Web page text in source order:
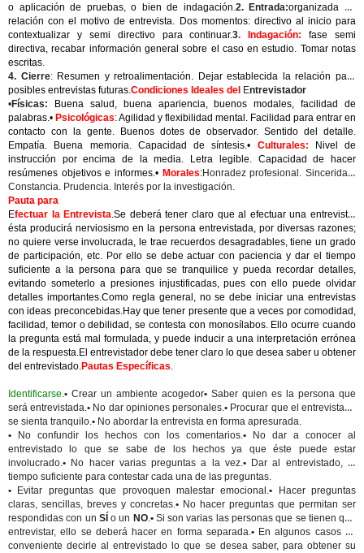
o aplicación de pruebas, o bien de indagación.2. Entrada:organizada en
relación con el motivo de entrevista. Dos momentos: directivo al inicio para
contextualizar y semi directivo para continuar.3. Indagación: fase semi
directiva, recabar información general sobre el caso en estudio. Tomar notas
escritas.
4. Cierre:Resumen y retroalimentación. Dejar establecida la relación para
posibles entrevistas futuras.Condiciones Ideales del Entrevistador
•Físicas: Buena salud, buena apariencia, buenos modales, facilidad de
palabras.• Psicológicas: Agilidad y flexibilidad mental. Facilidad para entrar en
contacto con la gente. Buenos dotes de observador. Sentido del detalle.
Empatía. Buena memoria. Capacidad de síntesis.• Culturales: Nivel de
instrucción por encima de la media. Letra legible. Capacidad de hacer
resúmenes objetivos e informes.• Morales:Honradez profesional. Sinceridad.
Constancia. Prudencia. Interés por la investigación.
Pauta para
Efectuar la Entrevista.Se deberá tener claro que al efectuar una entrevista,
ésta producirá nerviosismo en la persona entrevistada, por diversas razones;
no quiere verse involucrada, le trae recuerdos desagradables, tiene un grado
de participación, etc. Por ello se debe actuar con paciencia y dar el tiempo
suficiente a la persona para que se tranquilice y pueda recordar detalles,
evitando someterlo a presiones injustificadas, pues con ello puede olvidar
detalles importantes.Como regla general, no se debe iniciar una entrevistas
con ideas preconcebidas.Hay que tener presente que a veces por comodidad,
facilidad, temor o debilidad, se contesta con monosílabos. Ello ocurre cuando
la pregunta está mal formulada, y puede inducir a una interpretación errónea
de la respuesta.El entrevistador debe tener claro lo que desea saber u obtener
del entrevistado.Pautas Específicas.
Identificarse.• Crear un ambiente acogedor• Saber quien es la persona que
será entrevistada.• No dar opiniones personales.• Procurar que el entrevistado
se sienta tranquilo.• No abordar la entrevista en forma apresurada.
•
No confundir los hechos con los comentarios.•
No dar a conocer al
entrevistado lo que se sabe de los hechos ya que éste puede estar
involucrado.• No hacer varias preguntas a la vez.• Dar al entrevistado, el
tiempo suficiente para contestar cada una de las preguntas.
•
Evitar preguntas que provoquen malestar emocional.•
Hacer preguntas
claras, sencillas, breves y concretas.• No hacer preguntas que permitan ser
respondidas con un SÍ o un NO.• Si son varias las personas que se tienen que
entrevistar, ello se deberá hacer en forma separada.• En algunos casos es
conveniente decirle al entrevistado lo que se desea saber, para obtener su